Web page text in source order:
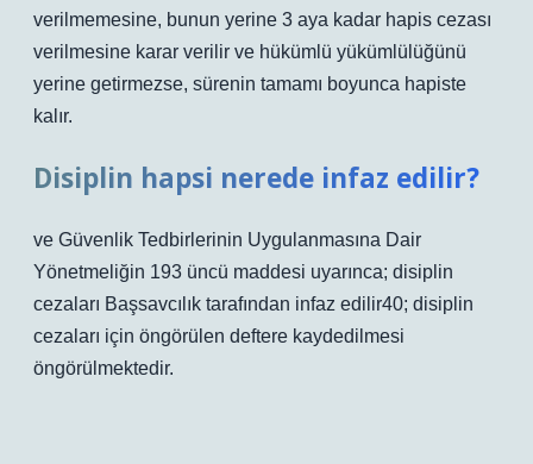
verilmemesine, bunun yerine 3 aya kadar hapis cezası
verilmesine karar verilir ve hükümlü yükümlülüğünü
yerine getirmezse, sürenin tamamı boyunca hapiste
kalır.
Disiplin hapsi nerede infaz edilir?
ve Güvenlik Tedbirlerinin Uygulanmasına Dair
Yönetmeliğin 193 üncü maddesi uyarınca; disiplin
cezaları Başsavcılık tarafından infaz edilir40; disiplin
cezaları için öngörülen deftere kaydedilmesi
öngörülmektedir.